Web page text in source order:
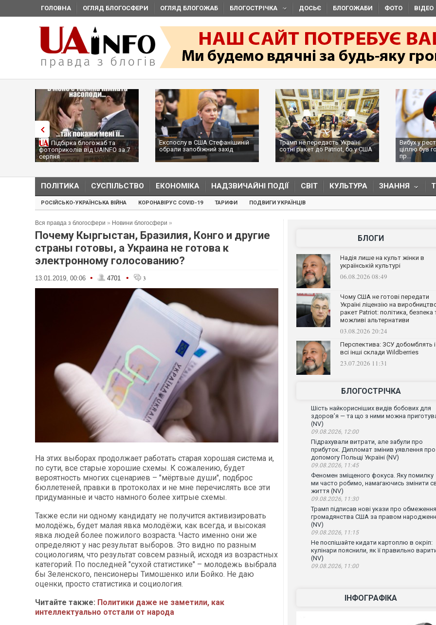
ГОЛОВНА ОГЛЯД БЛОГОСФЕРИ ОГЛЯД БЛОГОЖАБ БЛОГОСТРІЧКА ДОСЬЄ БЛОГОЖАБИ ФОТО ВІДЕО
Підбірка блогожаб та
фотоприколів від UAINFO за 7
серпня
Експослу в США Стефанішиній
обрали запобіжний захід
Трамп не передасть Україні
сотні ракет до Patriot, бо у США
...
Вибух у
ціллю був
пр...
ПОЛІТИКА СУСПІЛЬСТВО ЕКОНОМІКА НАДЗВИЧАЙНІ ПОДІЇ СВІТ КУЛЬТУРА ЗНАННЯ
РОСІЙСЬКО-УКРАЇНСЬКА ВІЙНА КОРОНАВІРУС COVID-19 ТАРИФИ ПОДВИГИ УКРАЇНЦІВ
Вся правда з блогосфери » Новини блогосфери »
Почему Кыргыстан, Бразилия, Конго и другие
страны готовы, а Украина не готова к
электронному голосованию?
13.01.2019, 00:06 • 4701 • 3
На этих выборах продолжает работать старая хорошая система и,
по сути, все старые хорошие схемы. К сожалению, будет
вероятность многих сценариев – "мёртвые души", подброс
бюллетеней, правки в протоколах и не мне перечислять все эти
придуманные и часто намного более хитрые схемы.
Также если ни одному кандидату не получится активизировать
молодёжь, будет малая явка молодёжи, как всегда, и высокая
явка людей более пожилого возраста. Часто именно они же
определяют у нас результат выборов. Это видно по разным
социологиям, что результат совсем разный, исходя из возрастных
категорий. По последней "сухой статистике" – молодежь выбрала
бы Зеленского, пенсионеры Тимошенко или Бойко. Не даю
оценки, просто статистика и социология.
Читайте также: Политики даже не заметили, как
интеллектуально отстали от народа
БЛОГИ
Надія лише на культ жінки в
українській культурі
06.08.2026 08:49
Чому США не готові передати
Україні ліцензію на
ракет Patriot: політика, безпека
можливі альтернативи
03.08.2026 20:24
Перспектива: ЗСУ добомблять і
всі інші склади Wildberries
23.07.2026 11:31
БЛОГОСТРІЧКА
Шість найкорисніших видів бобових для
здоров’я — та що з ними можна
(NV)
09.08.2026, 12:00
Підрахували витрати, але забули про
прибуток. Дипломат змінив уявлення про
допомогу Польщі Україні (NV)
09.08.2026, 11:45
Феномен зміщеного фокуса. Яку помилку
ми часто робимо, намагаючись змінити
життя (NV)
09.08.2026, 11:30
Трамп підписав нові укази про обмеження
громадянства США за правом
(NV)
09.08.2026, 11:15
Не поспішайте кидати картоплю в окріп:
кулінари пояснили, як її правильно
(NV)
09.08.2026, 11:00
ІНФОГРАФІКА